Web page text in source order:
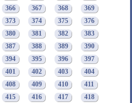
366 367 368
369
373 374 375
376
380 381 382
383
387 388 389
390
394 395 396
397
401 402 403
404
408 409 410
411
415 416 417
418